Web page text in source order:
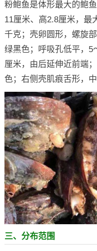
粉鲍鱼是体形最大的鲍
11厘米、高2.8厘米，最
千克；壳卵圆形，螺旋
绿黑色；呼吸孔低平，5
厘米，由后延伸近前端
色；右侧壳肌痕舌形，
三、分布范围